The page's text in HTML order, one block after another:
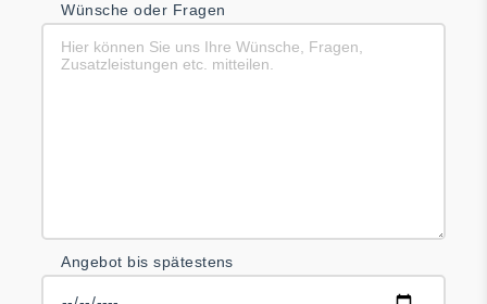
Wünsche oder Fragen
Angebot bis spätestens